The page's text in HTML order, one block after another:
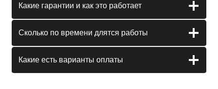
Какие гарантии и как это работает
Сколько по времени длятся работы
Какие есть варианты оплаты